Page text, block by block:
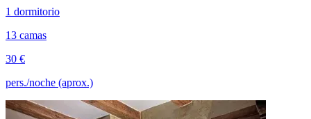
1 dormitorio
13 camas
30 €
pers./noche (aprox.)